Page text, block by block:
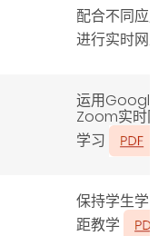
配合不同应
进行实时网
运用Google
Zoom实时网
学习
保持学生学
距教学